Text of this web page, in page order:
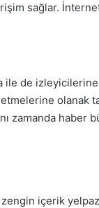
sağlar.
ile de
olanak
zamanda
zengin içerik